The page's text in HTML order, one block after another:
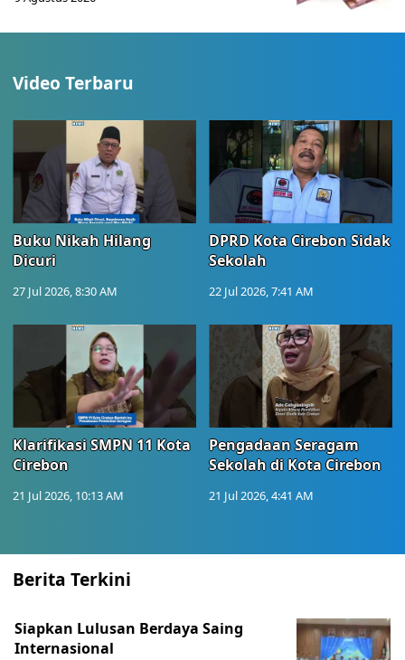
Video Terbaru
Buku Nikah Hilang
Dicuri
27 Jul 2026, 8:30 AM
DPRD Kota Cirebon Sidak
Sekolah
22 Jul 2026, 7:41 AM
Klarifikasi SMPN 11 Kota
Cirebon
21 Jul 2026, 10:13 AM
Pengadaan Seragam
Sekolah di Kota Cirebon
21 Jul 2026, 4:41 AM
Berita Terkini
Siapkan Lulusan Berdaya Saing
Internasional